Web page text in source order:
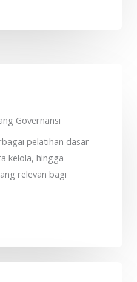
Governansi
pelatihan dasar
kelola, hingga
relevan bagi